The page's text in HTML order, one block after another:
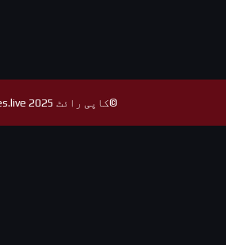
©کاپی رائٹ 2025 pkmovies.live جملہ حقوق محفوظ ہیں۔